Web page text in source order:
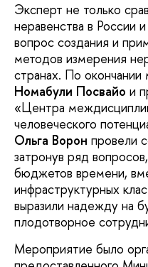
Эксперт не только
неравенства в
вопрос создания и
методов измерения
странах. По
Номабули Посвайо и
«Центра
человеческого
Ольга Ворон провели
затронув ряд
бюджетов времени,
инфраструктурных
выразили надежду на
плодотворное
Мероприятие было